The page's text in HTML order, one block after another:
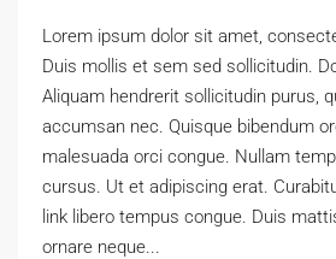
Lorem ipsum dolor sit amet,
Duis mollis et sem sed sollicitudin.
Aliquam hendrerit sollicitudin purus,
accumsan nec. Quisque bibendum
malesuada orci congue. Nullam
cursus. Ut et adipiscing erat.
link libero tempus congue. Duis
ornare neque...